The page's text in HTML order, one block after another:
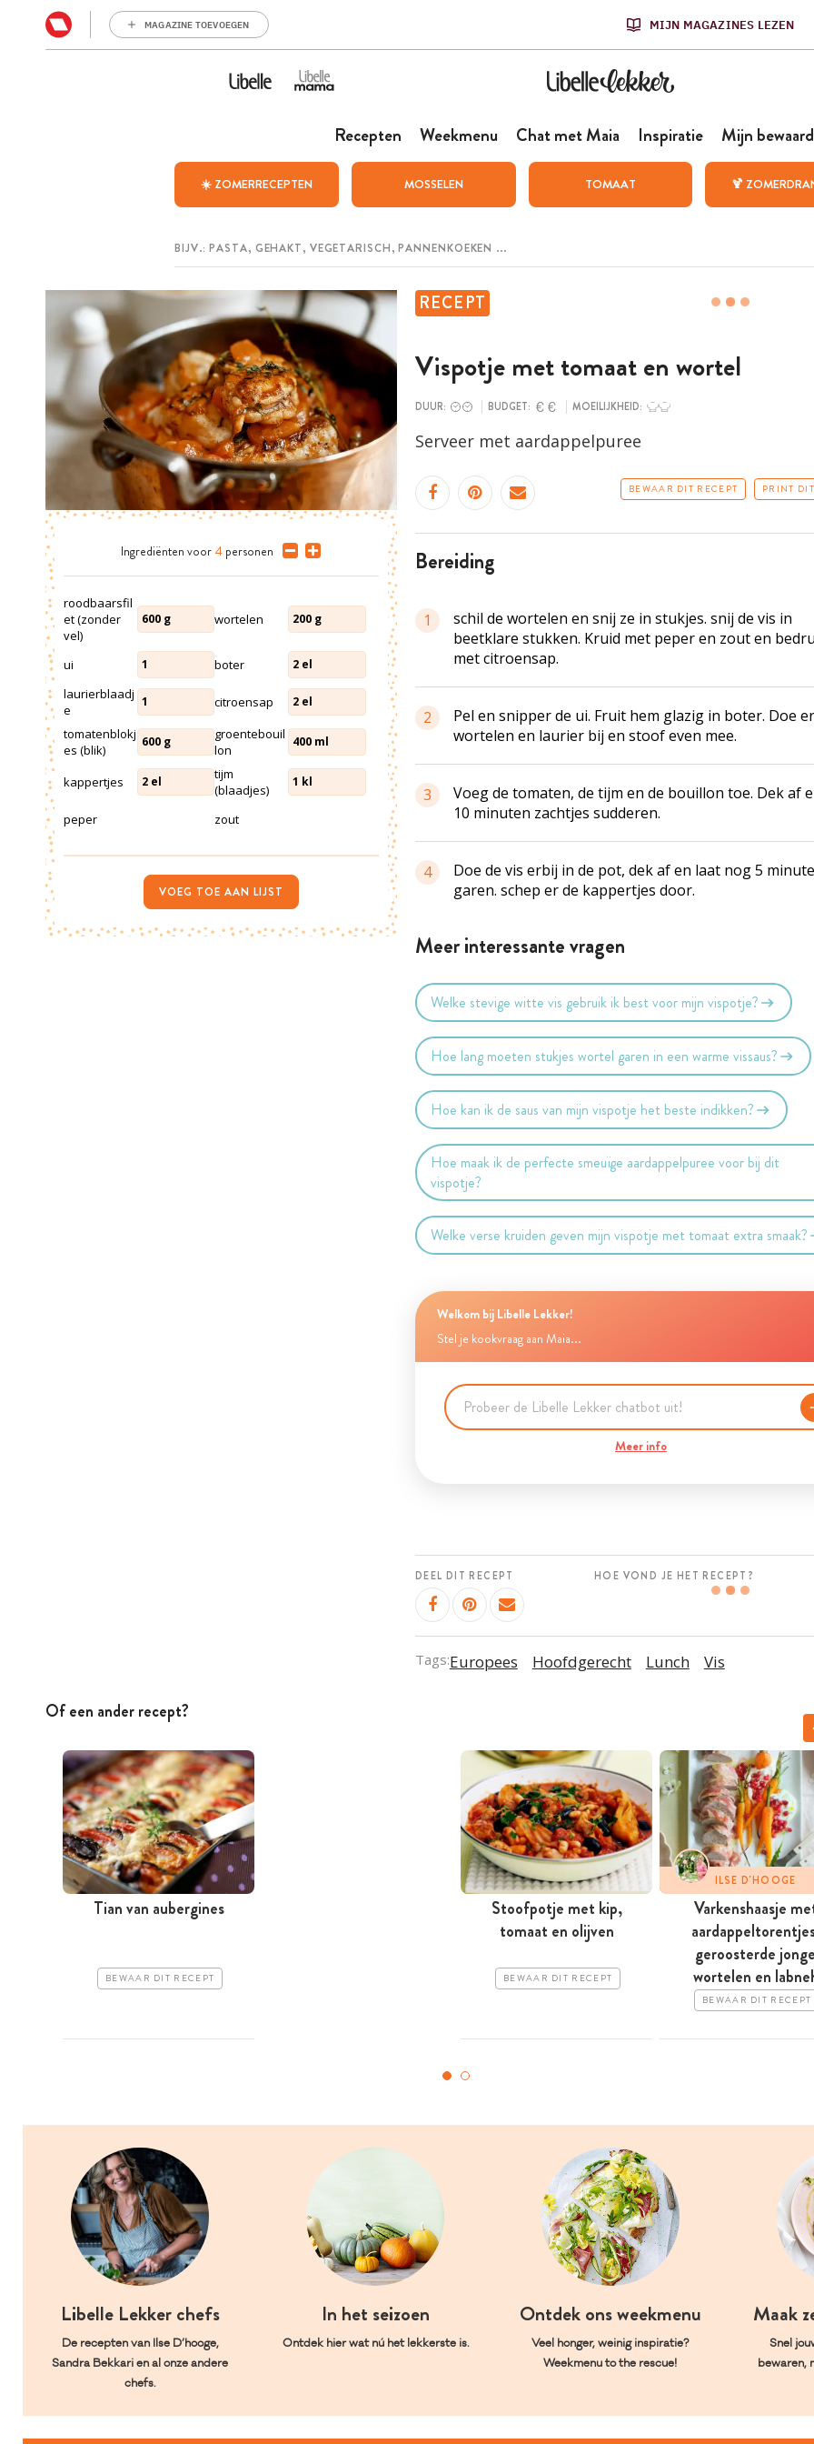
MAGAZINE TOEVOEGEN MIJN MAGAZINES LEZEN
Recepten Weekmenu Chat met Maia Inspiratie Mijn
☀️ ZOMERRECEPTEN MOSSELEN TOMAAT 🍹
RECEPT
Vispotje met tomaat en wortel
DUUR: BUDGET: MOEILIJKHEID:
Serveer met aardappelpuree
BEWAAR DIT RECEPT PRINT
bereiding
1
schil de wortelen en snij ze in stukjes. snij de vis in
beetklare stukken. Kruid met peper en zout en
met citroensap.
2
Pel en snipper de ui. Fruit hem glazig in boter. Doe
wortelen en laurier bij en stoof even mee.
3
Voeg de tomaten, de tijm en de bouillon toe. Dek af
10 minuten zachtjes sudderen.
4
Doe de vis erbij in de pot, dek af en laat nog 5
garen. schep er de kappertjes door.
Meer interessante vragen
Welke stevige witte vis gebruik ik best voor mijn vispotje?
Hoe lang moeten stukjes wortel garen in een warme vissaus?
Hoe kan ik de saus van mijn vispotje het beste indikken?
Hoe maak ik de perfecte smeuïge aardappelpuree voor bij dit
vispotje?
Welke verse kruiden geven mijn vispotje met tomaat extra smaak?
Welkom bij Libelle Lekker!
Stel je kookvraag aan Maia...
Meer info
DEEL DIT RECEPT HOE VOND JE HET RECEPT?
Tags:Europees Hoofdgerecht Lunch Vis
Ingrediënten voor 4 personen
roodbaarsfil
et (zonder
vel)
600 g wortelen 200 g
ui 1 boter 2 el
laurierblaadj
e
1 citroensap 2 el
tomatenblokj
es (blik)
600 g
groentebouil
lon
400 ml
kappertjes 2 el
tijm
(blaadjes)
1 kl
peper zout
VOEG TOE AAN LIJST
Of een ander recept?
Tian van aubergines
BEWAAR DIT RECEPT
Stoofpotje met kip,
tomaat en olijven
BEWAAR DIT RECEPT
ILSE D'HOOGE
Varkenshaasje
geroosterde
wortelen en
BEWAAR DIT RECEPT
Libelle Lekker chefs
De recepten van Ilse D’hooge,
Sandra Bekkari en al onze andere
chefs.
In het seizoen
Ontdek hier wat nú het lekkerste is.
Ontdek ons weekmenu
Veel honger, weinig inspiratie?
Weekmenu to the rescue!
Maak
Snel
bewaren,